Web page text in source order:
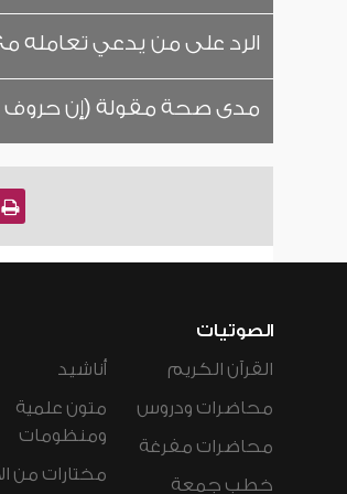
الرد على من يدعي تعامله
مدى صحة مقولة (إن حروف
الصوتيات
القرآن الكريم
محاضرات ودروس
محاضرات مفرغة
خطب جمعة
أناشيد
متون علمية
ومنظومات
مختارات من